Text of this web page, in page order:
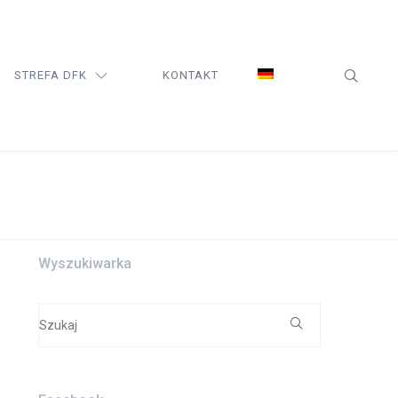
STREFA DFK KONTAKT
Wyszukiwarka
for: